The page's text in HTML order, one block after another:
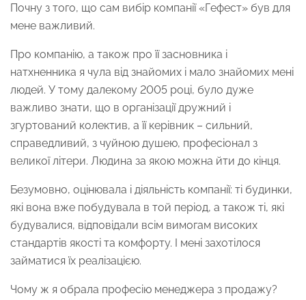
Почну з того, що сам вибір компанії «Гефест» був для
мене важливий.
Про компанію, а також про її засновника і
натхненника я чула від знайомих і мало знайомих мені
людей. У тому далекому 2005 році, було дуже
важливо знати, що в організації дружний і
згуртований колектив, а її керівник – сильний,
справедливий, з чуйною душею, професіонал з
великої літери. Людина за якою можна йти до кінця.
Безумовно, оцінювала і діяльність компанії: ті будинки,
які вона вже побудувала в той період, а також ті, які
будувалися, відповідали всім вимогам високих
стандартів якості та комфорту. І мені захотілося
займатися їх реалізацією.
Чому ж я обрала професію менеджера з продажу?